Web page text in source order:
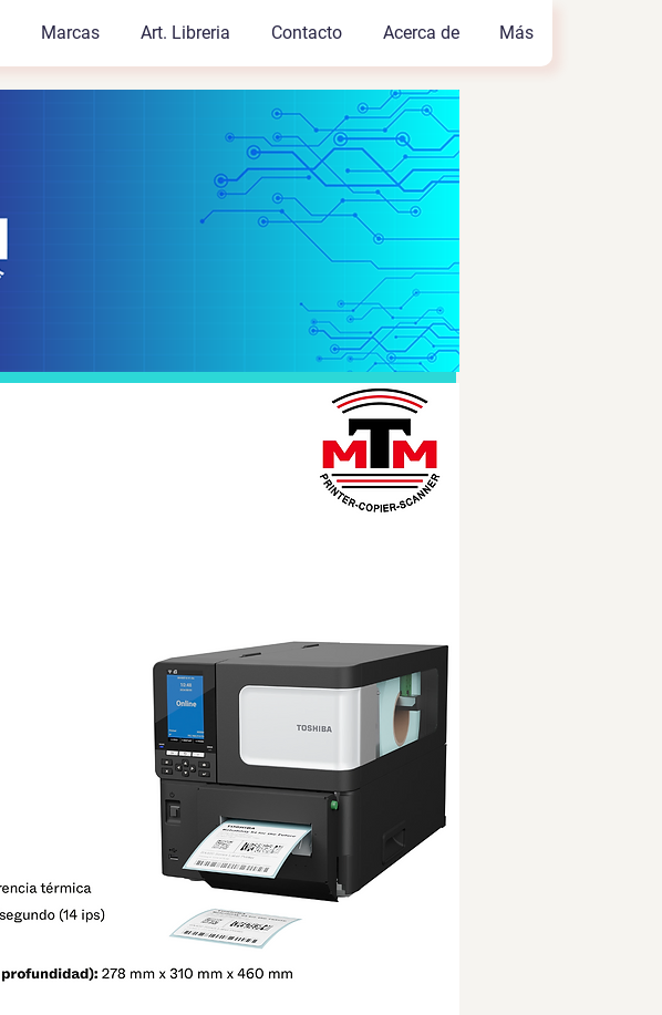
Marcas Art. Libreria Contacto Acerca de Más